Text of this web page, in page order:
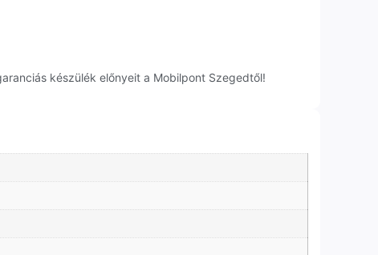
készülék előnyeit a Mobilpont Szegedtől!